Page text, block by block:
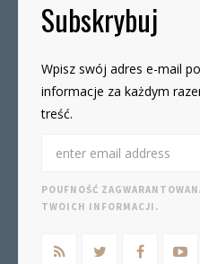
Subskrybuj
Wpisz swój adres e-mail
informacje za każdym
treść.
POUFNOŚĆ
TWOICH INFORMACJI.